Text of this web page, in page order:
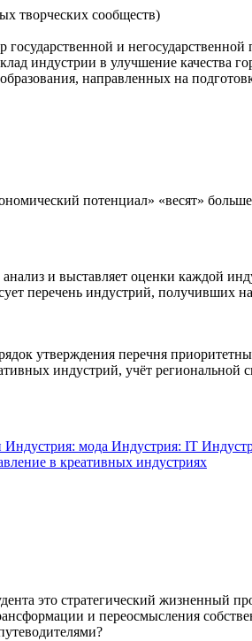
творческих сообществ)
и негосударственной
индустрии в улучшение качества
направленных на
потенциал» «весят»
и выставляет оценки каждой
перечень индустрий, получивших
утверждения перечня
индустрий, учёт региональной
Индустрия: мода Индустрия: IT
в креативных индустриях
это стратегический жизненный
и переосмысления